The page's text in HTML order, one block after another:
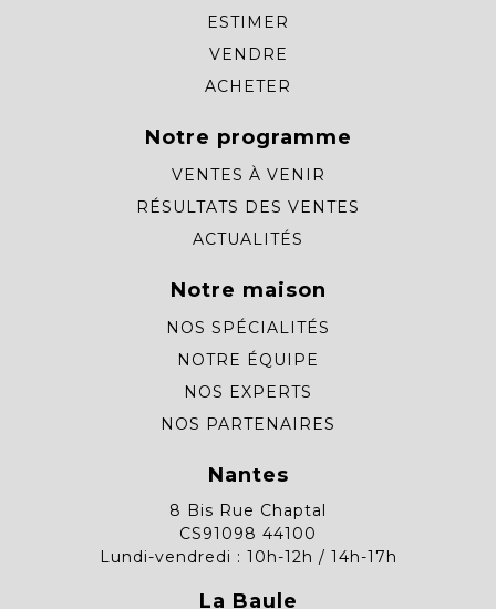
ESTIMER
VENDRE
ACHETER
Notre programme
VENTES À VENIR
RÉSULTATS DES VENTES
ACTUALITÉS
Notre maison
NOS SPÉCIALITÉS
NOTRE ÉQUIPE
NOS EXPERTS
NOS PARTENAIRES
Nantes
8 Bis Rue Chaptal
CS91098 44100
Lundi-vendredi : 10h-12h / 14h-17h
La Baule